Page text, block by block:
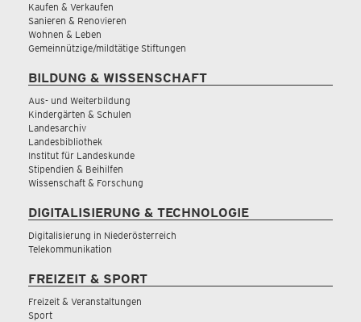
Kaufen & Verkaufen
Sanieren & Renovieren
Wohnen & Leben
Gemeinnützige/mildtätige Stiftungen
BILDUNG & WISSENSCHAFT
Aus- und Weiterbildung
Kindergärten & Schulen
Landesarchiv
Landesbibliothek
Institut für Landeskunde
Stipendien & Beihilfen
Wissenschaft & Forschung
DIGITALISIERUNG & TECHNOLOGIE
Digitalisierung in Niederösterreich
Telekommunikation
FREIZEIT & SPORT
Freizeit & Veranstaltungen
Sport